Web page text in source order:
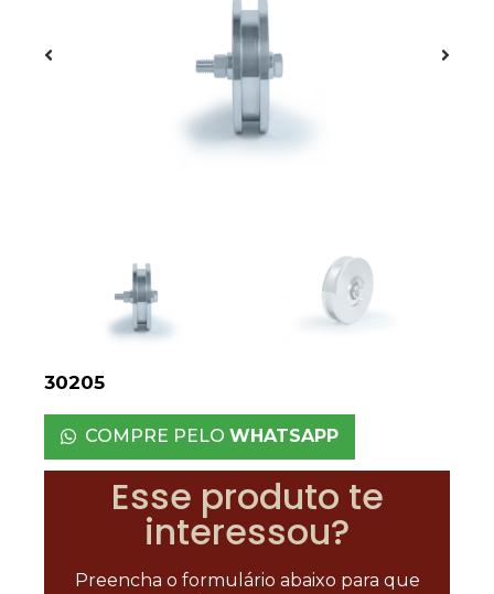
30205
COMPRE PELO WHATSAPP
Esse produto te
interessou?
Preencha o formulário abaixo para que